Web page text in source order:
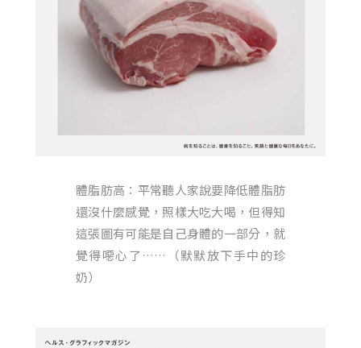
體脂肪高：平常聽人家說要降低體脂肪
還沒什麼感覺，照樣大吃大喝，但得知
這張圖有可能是自己身體的一部分，就
覺得噁心了……（默默放下手中的珍
奶）